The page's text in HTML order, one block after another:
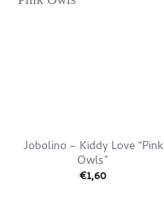
Jobolino – Kiddy Love “Pink
Owls”
€1,60